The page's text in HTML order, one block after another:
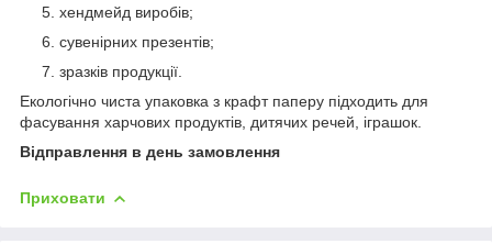
хендмейд виробів;
сувенірних презентів;
зразків продукції.
Екологічно чиста упаковка з крафт паперу підходить для
фасування харчових продуктів, дитячих речей, іграшок.
Відправлення в день замовлення
Приховати